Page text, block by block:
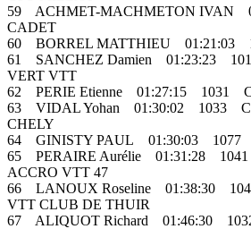
59 ACHMET-MACHMETON IVAN
CADET
60 BORREL MATTHIEU 01:21:03
61 SANCHEZ Damien 01:23:23
VERT VTT
62 PERIE Etienne 01:27:15 1031
63 VIDAL Yohan 01:30:02 1033
CHELY
64 GINISTY PAUL 01:30:03
65 PERAIRE Aurélie 01:31:28
ACCRO VTT 47
66 LANOUX Roseline 01:38:30
VTT CLUB DE THUIR
67 ALIQUOT Richard 01:46:30